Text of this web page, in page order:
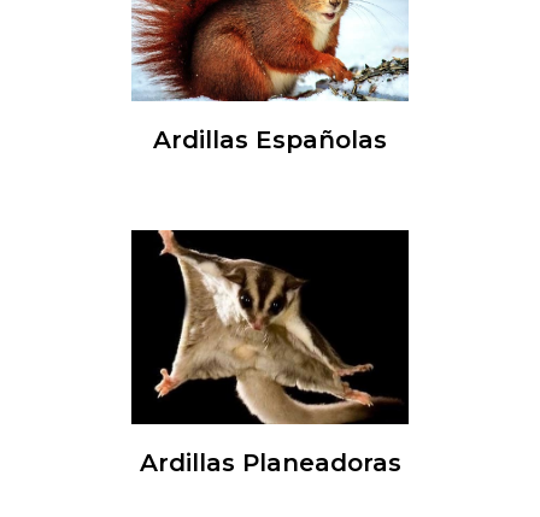
Ardillas Españolas
Ardillas Planeadoras